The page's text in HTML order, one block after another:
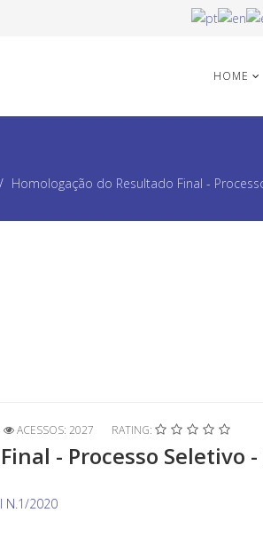
HOME
Homologação do Resultado Final -
ACESSOS: 2027 RATING:
- Processo Seletivo
N.1/2020